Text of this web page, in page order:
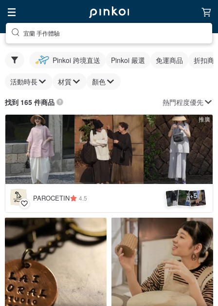
宜蘭 手作體驗
Pinkoi 跨境直送 Pinkoi 嚴選 免運商品 折扣商
活動時長 材質 顏色
找到 165 件商品 熱門程度優先
推廣
PAROCETIN 4.5 +5